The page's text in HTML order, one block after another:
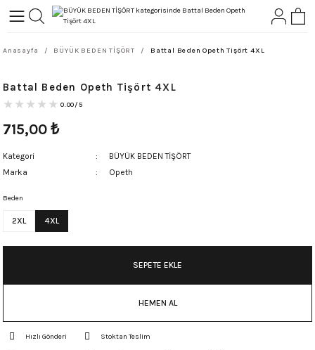
Geri Dön
ROCK
Geri Dön
Anasayfa BÜYÜK BEDEN TİŞÖRT Battal Beden Opeth Tişört 4XL
Battal Beden Opeth Tişört 4XL
0.00/5
715,00 ₺
Kategori
BÜYÜK BEDEN TİŞÖRT
Marka
Opeth
Beden
2XL 4XL
SEPETE EKLE
HEMEN AL
Hızlı Gönderi Stoktan Teslim